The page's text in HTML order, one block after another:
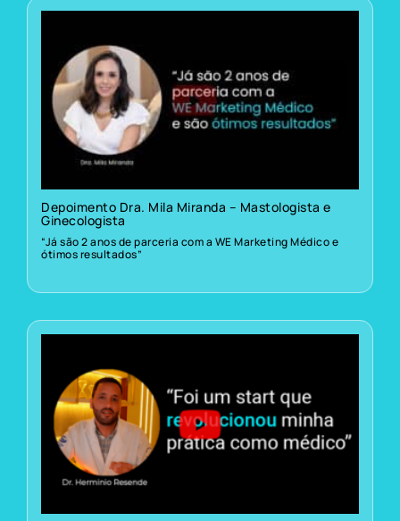
Depoimento Dra. Mila Miranda – Mastologista e
Ginecologista
“Já são 2 anos de parceria com a WE Marketing Médico e
ótimos resultados”